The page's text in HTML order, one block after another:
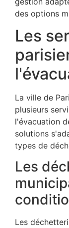
des options
Les
La ville de
plusieurs
l'évacuation
solutions
types de
Les
Les